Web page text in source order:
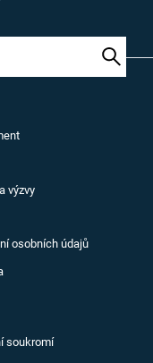
výzvy
osobních údajů
soukromí